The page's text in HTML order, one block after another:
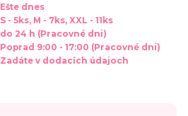
Ešte dnes
S - 5ks, M - 7ks, XXL - 11ks
do 24 h (Pracovné dni)
Poprad 9:00 - 17:00 (Pracovné dni)
Zadáte v dodacích údajoch